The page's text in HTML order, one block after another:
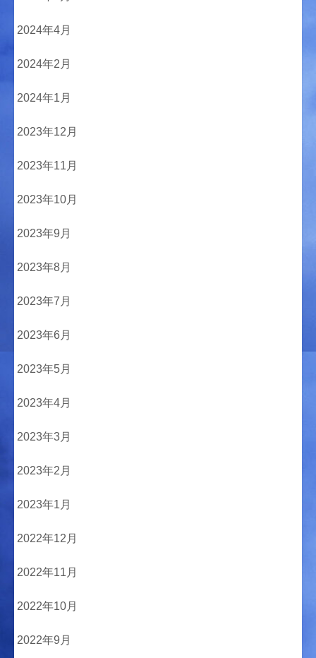
2024年4月
2024年2月
2024年1月
2023年12月
2023年11月
2023年10月
2023年9月
2023年8月
2023年7月
2023年6月
2023年5月
2023年4月
2023年3月
2023年2月
2023年1月
2022年12月
2022年11月
2022年10月
2022年9月